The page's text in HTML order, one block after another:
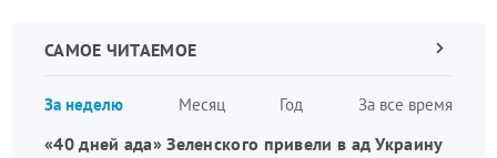
САМОЕ ЧИТАЕМОЕ
За неделю Месяц Год За все время
Следующая
«40 дней ада» Зеленского привели в ад Украину